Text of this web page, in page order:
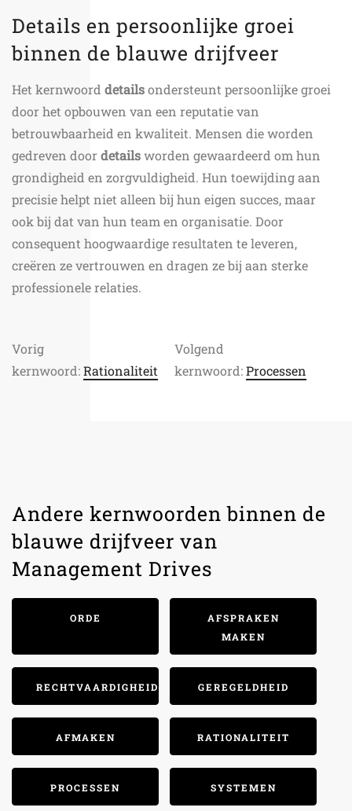
Details en persoonlijke groei
binnen de blauwe drijfveer
Het kernwoord detailsondersteunt persoonlijke groei
door het opbouwen van een reputatie van
betrouwbaarheid en kwaliteit. Mensen die worden
gedreven door detailsworden gewaardeerd om hun
grondigheid en zorgvuldigheid. Hun toewijding aan
precisie helpt niet alleen bij hun eigen succes, maar
ook bij dat van hun team en organisatie. Door
consequent hoogwaardige resultaten te leveren,
creëren ze vertrouwen en dragen ze bij aan sterke
professionele relaties.
Vorig
kernwoord:Rationaliteit
Volgend
kernwoord:Processen
Andere kernwoorden binnen de
blauwe drijfveer van
Management Drives
ORDE
AFSPRAKEN
MAKEN
RECHTVAARDIGHEID GEREGELDHEID
AFMAKEN RATIONALITEIT
PROCESSEN SYSTEMEN